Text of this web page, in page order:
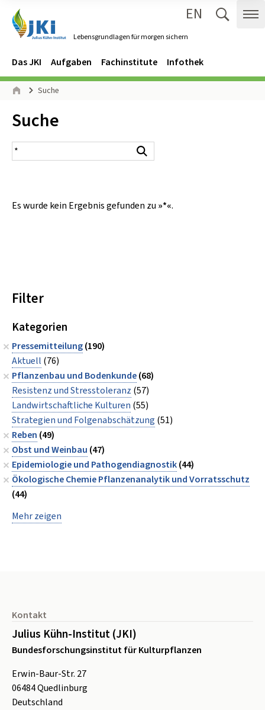
Lebensgrundlagen für morgen sichern
EN
Navigation
Hauptmenü
Das JKI Aufgaben Fachinstitute Infothek
Seitenpfad
Suche
Inhalt:
Suche
Suchergebnis
Es wurde kein Ergebnis gefunden zu »*«.
Filter
Kategorien
Pressemitteilung(190)
Aktuell (76)
Pflanzenbau und Bodenkunde(68)
Resistenz und Stresstoleranz (57)
Landwirtschaftliche Kulturen (55)
Strategien und Folgenabschätzung (51)
Reben (49)
Obst und Weinbau (47)
Epidemiologie und Pathogendiagnostik(44)
Ökologische Chemie Pflanzenanalytik und Vorratsschutz
(44)
Mehr zeigen
Kontakt
Julius Kühn-Institut (JKI)
Bundesforschungsinstitut für Kulturpflanzen
Erwin-Baur-Str. 27
06484Quedlinburg
Deutschland